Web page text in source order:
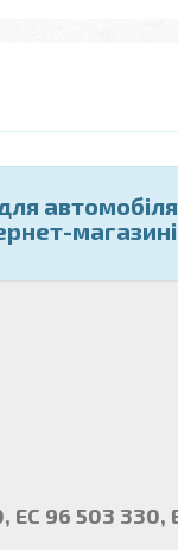
автомобіля
EC 96 503 330,